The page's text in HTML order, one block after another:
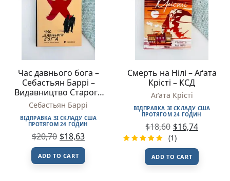
Час давнього бога –
Себастьян Баррі –
Видавництво Старого
Лева
Себастьян Баррі
ВІДПРАВКА ЗІ СКЛАДУ США
ПРОТЯГОМ 24 ГОДИН
$20,70 $18,63
ADD TO CART
Смерть на Нілі – Аґата
Крісті – КСД
Аґата Крісті
ВІДПРАВКА ЗІ СКЛАДУ США
ПРОТЯГОМ 24 ГОДИН
$18,60 $16,74
out
(1)
ADD TO CART